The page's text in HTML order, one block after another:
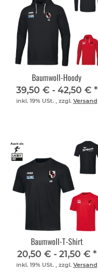
Baumwoll-Hoody
39,50 € - 42,50 € *
inkl. 19% USt. , zzgl. Versand
Baumwoll-T-Shirt
20,50 € - 21,50 € *
inkl. 19% USt. , zzgl. Versand